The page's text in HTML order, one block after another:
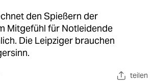
den Spießern der
Mitgefühl für Notleidende
Die Leipziger brauchen
teilen